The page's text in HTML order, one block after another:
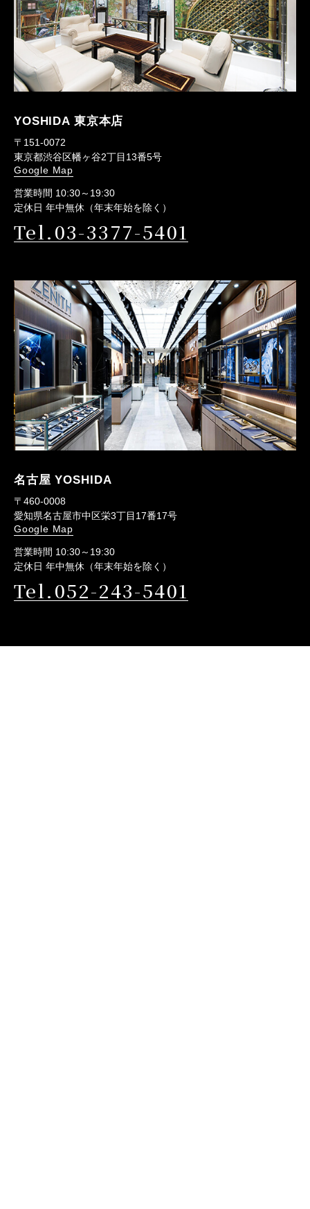
YOSHIDA 東京本店
〒151-0072
東京都渋谷区幡ヶ谷2丁目13番5号
Google Map
営業時間 10:30～19:30
定休日 年中無休（年末年始を除く）
Tel.03-3377-5401
名古屋 YOSHIDA
〒460-0008
愛知県名古屋市中区栄3丁目17番17号
Google Map
営業時間 10:30～19:30
定休日 年中無休（年末年始を除く）
Tel.052-243-5401